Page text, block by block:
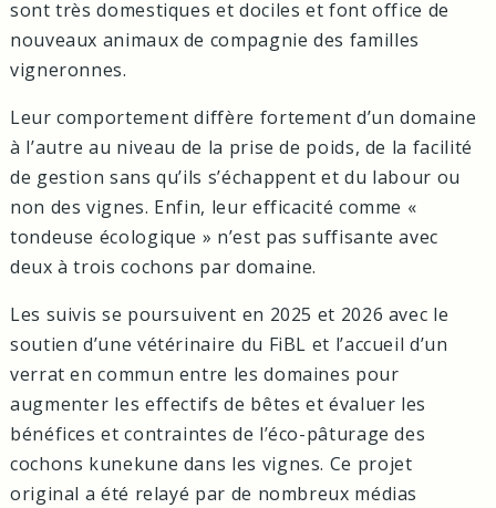
sont très domestiques et dociles et font office de
nouveaux animaux de compagnie des familles
vigneronnes.
Leur comportement diffère fortement d’un domaine
à l’autre au niveau de la prise de poids, de la facilité
de gestion sans qu’ils s’échappent et du labour ou
non des vignes. Enfin, leur efficacité comme «
tondeuse écologique » n’est pas suffisante avec
deux à trois cochons par domaine.
Les suivis se poursuivent en 2025 et 2026 avec le
soutien d’une vétérinaire du FiBL et l’accueil d’un
verrat en commun entre les domaines pour
augmenter les effectifs de bêtes et évaluer les
bénéfices et contraintes de l’éco-pâturage des
cochons kunekune dans les vignes. Ce projet
original a été relayé par de nombreux médias